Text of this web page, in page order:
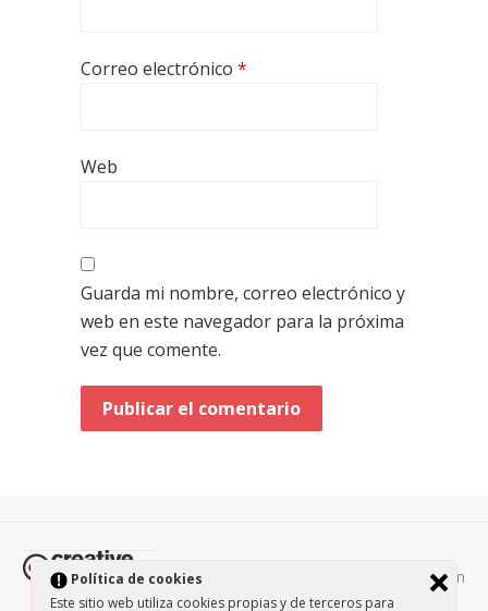
Política de cookies
Este sitio web utiliza cookies propias y de terceros para
Correo electrónico *
Web
Guarda mi nombre, correo electrónico y
web en este navegador para la próxima
vez que comente.
Todos los contenidos de esta página están
protegidos por la licencia Creative Commons Attribution-